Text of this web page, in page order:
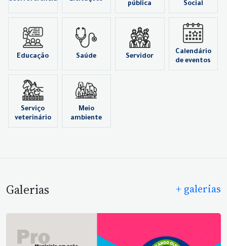
pública Social
Educação Saúde Servidor
Calendário
de eventos
Serviço
veterinário
Meio
ambiente
Galerias + galerias